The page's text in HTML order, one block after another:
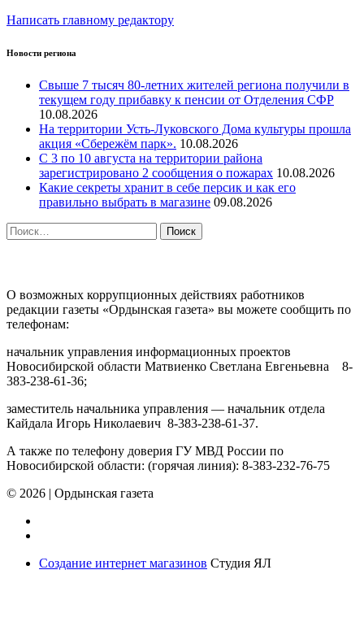
Написать главному редактору
Новости региона
Свыше 7 тысяч 80-летних жителей региона получили в
текущем году прибавку к пенсии от Отделения СФР
10.08.2026
На территории Усть-Луковского Дома культуры прошла
акция «Сбережём парк». 10.08.2026
С 3 по 10 августа на территории района
зарегистрировано 2 сообщения о пожарах 10.08.2026
Какие секреты хранит в себе персик и как его
правильно выбрать в магазине 09.08.2026
Найти:
О возможных коррупционных действиях работников
редакции газеты «Ордынская газета» вы можете сообщить по
телефонам:
начальник управления информационных проектов
Новосибирской области Матвиенко Светлана Евгеньевна 8-
383-238-61-36;
заместитель начальника управления — начальник отдела
Кайдала Игорь Николаевич 8-383-238-61-37.
А также по телефону доверия ГУ МВД России по
Новосибирской области: (горячая линия): 8-383-232-76-75
© 2026 | Ордынская газета
Создание интернет магазинов Студия ЯЛ